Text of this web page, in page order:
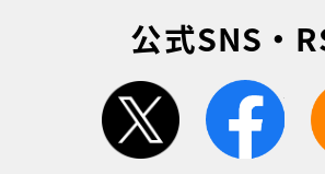
公式SNS・
twitter